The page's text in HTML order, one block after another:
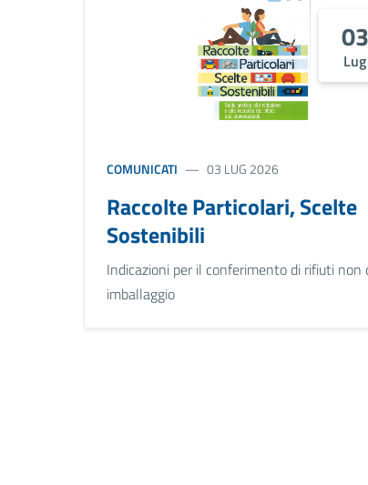
03
Lug
COMUNICATI 03 LUG 2026
Raccolte Particolari, Scelte
Sostenibili
Indicazioni per il conferimento di rifiuti non
imballaggio